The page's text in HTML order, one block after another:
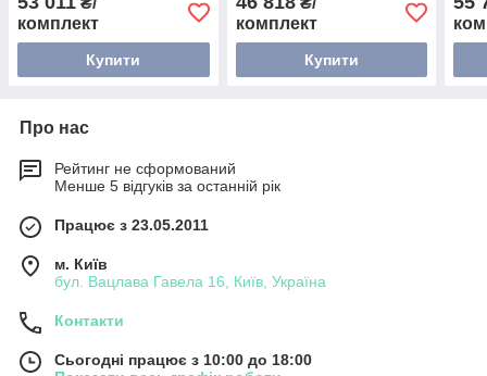
комплект
Купити
комплект
Купити
Про нас
Рейтинг не сформований
Менше 5 відгуків за останній рік
Працює з 23.05.2011
м. Київ
бул. Вацлава Гавела 16, Київ, Україна
Контакти
Сьогодні працює з 10:00 до 18:00